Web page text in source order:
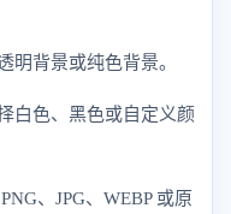
明背景或纯色背景。
白色、黑色或自定义颜
、JPG、WEBP 或原